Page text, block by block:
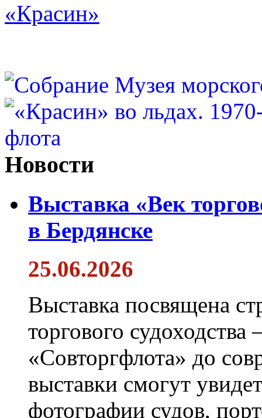
«Красин»
Новости
Выставка «Век
в Бердянске
25.06.2026
Выставка посвящена
торгового
«Совторгфлота» до
выставки смогут
фотографии судов,